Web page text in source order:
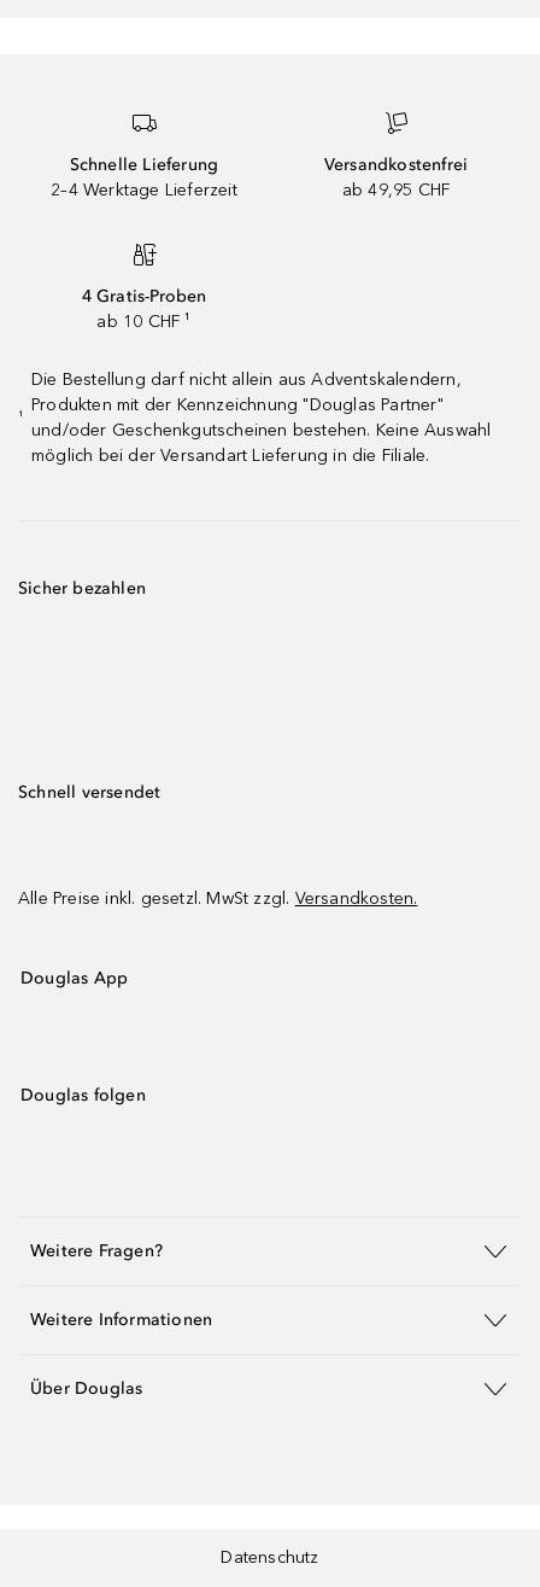
Schnelle Lieferung
2–4 Werktage Lieferzeit
Versandkostenfrei
ab 49,95 CHF
4 Gratis-Proben
ab 10 CHF ¹
¹
Die Bestellung darf nicht allein aus Adventskalendern,
Produkten mit der Kennzeichnung "Douglas Partner"
und/oder Geschenkgutscheinen bestehen. Keine Auswahl
möglich bei der Versandart Lieferung in die Filiale.
Sicher bezahlen
Schnell versendet
Alle Preise inkl. gesetzl. MwSt zzgl. Versandkosten.
Douglas App
Douglas folgen
Weitere Fragen?
Weitere Informationen
Über Douglas
Datenschutz